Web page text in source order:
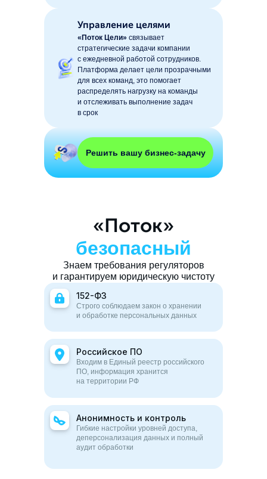
Управление целями
«Поток Цели» связывает
стратегические задачи компании
с ежедневной работой сотрудников.
Платформа делает цели прозрачными
для всех команд, это помогает
распределять нагрузку на команды
и отслеживать выполнение задач
в срок
Решить вашу бизнес-задачу
«Поток»
безопасный
Знаем требования регуляторов
и гарантируем юридическую чистоту
Анонимность и контроль
Гибкие настройки уровней доступа,
деперсонализация данных и полный
аудит обработки
Российское ПО
Входим в Единый реестр российского
ПО, информация хранится
на территории РФ
152-ФЗ
Строго соблюдаем закон о хранении
и обработке персональных данных